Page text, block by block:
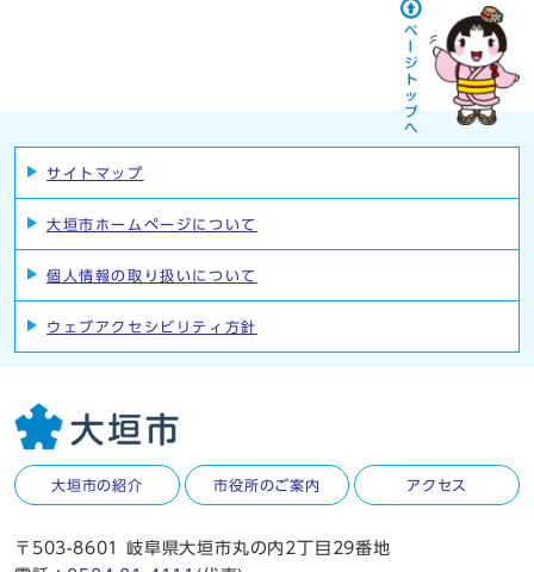
サイトマップ
大垣市ホームページについて
個人情報の取り扱いについて
ウェブアクセシビリティ方針
大垣市の紹介 市役所のご案内 アクセス
〒503-8601 岐阜県大垣市丸の内2丁目29番地